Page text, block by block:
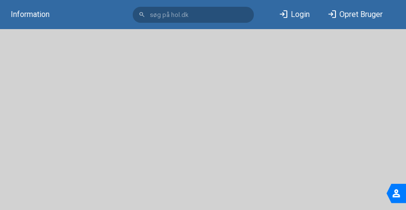
Information search login Login login Opret Bruger
person